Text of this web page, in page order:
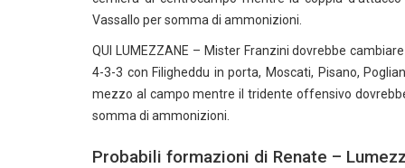
Vassallo per somma di ammonizioni.
QUI LUMEZZANE – Mister Franzini dovrebbe
4-3-3 con Filigheddu in porta, Moscati, Pisano,
mezzo al campo mentre il tridente offensivo
somma di ammonizioni.
Probabili formazioni di Renate –